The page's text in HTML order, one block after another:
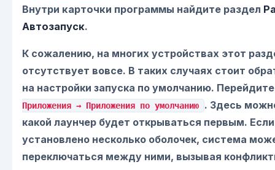
Внутри карточки программы найдите раздел
Автозапуск.
К сожалению, на многих устройствах этот
отсутствует вовсе. В таких случаях стоит
на настройки запуска по умолчанию.
Приложения → Приложения по умолчанию
. Здесь
какой лаунчер будет открываться первым.
установлено несколько оболочек, система
переключаться между ними, вызывая